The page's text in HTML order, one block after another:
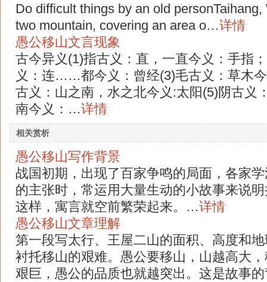
Do difficult things by an old personTaihang,
two mountain, covering an area o…详情
愚公移山文言现象
古今异义(1)指古义：直，一直今义：手指
义：连……都今义：曾经(3)毛古义：草木
古义：山之南，水之北今义:太阳(5)阴古义
南今义：…详情
相关赏析
愚公移山写作背景
战国初期，出现了百家争鸣的局面，各家
的主张时，常运用大量生动的小故事来说
这样，寓言就空前繁荣起来。…详情
愚公移山文章理解
第一段写太行、王屋二山的面积、高度和
衬托移山的艰难。愚公要移山，山越高大
艰巨，愚公的品质也就越突出。这是故事